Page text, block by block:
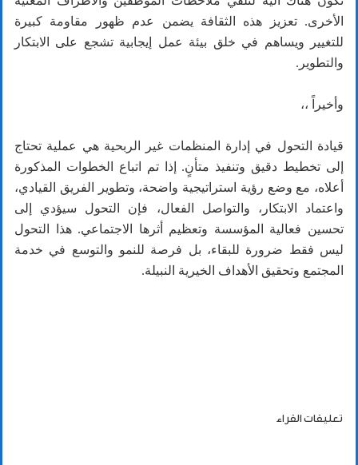
الأخرى. تعزيز هذه الثقافة يضمن عدم ظهور مقاومة كبيرة
للتغيير ويساهم في خلق بيئة عمل إيجابية تشجع على الابتكار
والتطوير.
وأخيراً ،،
قيادة التحول في إدارة المنظمات غير الربحية هي عملية تحتاج
إلى تخطيط دقيق وتنفيذ متأنٍ. إذا تم اتباع الخطوات المذكورة
أعلاه، مع وضع رؤية استراتيجية واضحة، وتطوير الفريق القيادي،
واعتماد الابتكار، والتواصل الفعال، فإن التحول سيؤدي إلى
تحسين فعالية المؤسسة وتعظيم أثرها الاجتماعي. هذا التحول
ليس فقط ضرورة للبقاء، بل فرصة للنمو والتوسع في خدمة
المجتمع وتحقيق الأهداف الخيرية النبيلة.
تعليقات القراء